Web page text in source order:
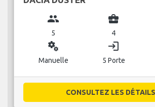
group
5
business_center
4
miscellaneous_services
Manuelle
login
5 Porte
CONSULTEZ LES